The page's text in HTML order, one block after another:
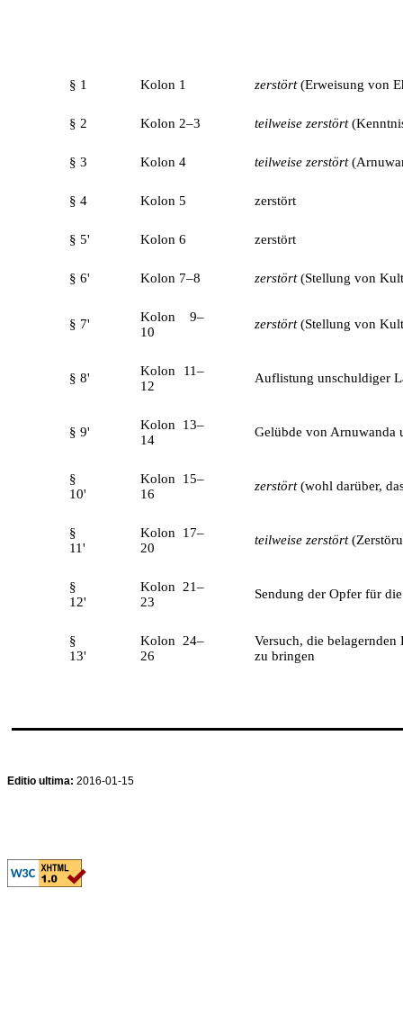
§ 1 Kolon 1 zerstört(Erweisung von
§ 2 Kolon 2–3 teilweise zerstört
§ 3 Kolon 4 teilweise zerstört
§ 4 Kolon 5 zerstört
§ 5' Kolon 6 zerstört
§ 6' Kolon 7–8 zerstört(Stellung von
§ 7'
Kolon 9–
10
zerstört(Stellung von
§ 8'
Kolon 11–
12
Auflistung unschuldiger
§ 9'
Kolon 13–
14
Gelübde von Arnuwanda
§
10'
Kolon 15–
16
zerstört(wohl darüber,
§
11'
Kolon 17–
20
teilweise zerstört
§
12'
Kolon 21–
23
Sendung der Opfer für
§
13'
Kolon 24–
26
Versuch, die
zu bringen
Editio ultima: 2016-01-15